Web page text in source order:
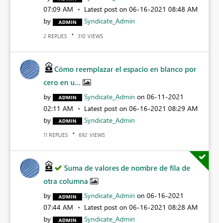
07:09 AM
Latest post on ‎06-16-2021 08:48 AM
by
Syndicate_Admin
2 REPLIES 310 VIEWS
Cómo reemplazar el espacio en blanco por
cero en u...
by Syndicate_Admin on ‎06-11-2021
02:11 AM
Latest post on ‎06-16-2021 08:29 AM
by
Syndicate_Admin
11 REPLIES 692 VIEWS
Suma de valores de nombre de fila de
otra columna
by Syndicate_Admin on ‎06-16-2021
07:44 AM
Latest post on ‎06-16-2021 08:28 AM
by
Syndicate_Admin